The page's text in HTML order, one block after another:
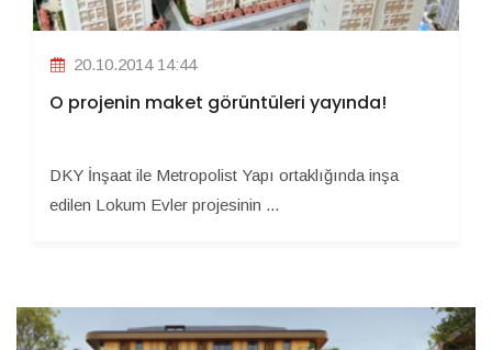
20.10.2014 14:44
O projenin maket görüntüleri yayında!
DKY İnşaat ile Metropolist Yapı ortaklığında inşa
edilen Lokum Evler projesinin ...